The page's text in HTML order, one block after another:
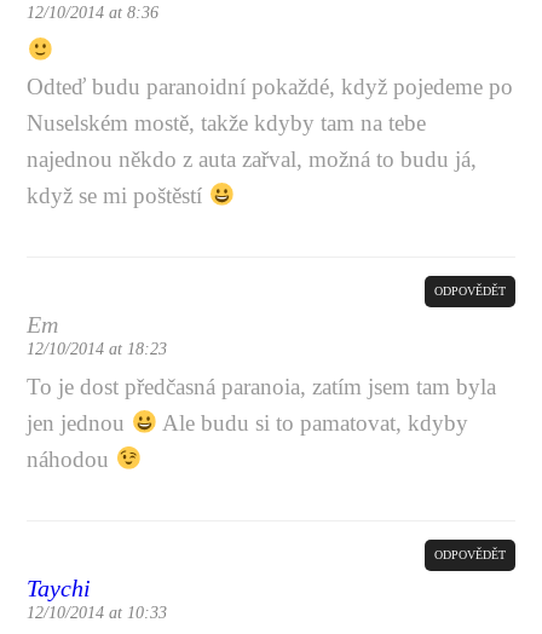
12/10/2014 at 8:36
Odteď budu paranoidní pokaždé, když pojedeme po
Nuselském mostě, takže kdyby tam na tebe
najednou někdo z auta zařval, možná to budu já,
když se mi poštěstí
Em
12/10/2014 at 18:23
ODPOVĚDĚT
To je dost předčasná paranoia, zatím jsem tam byla
jen jednou
Ale budu si to pamatovat, kdyby
náhodou
Taychi
12/10/2014 at 10:33
ODPOVĚDĚT